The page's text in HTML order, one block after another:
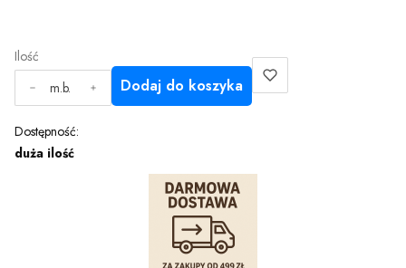
Ilość
m.b.
Dodaj do koszyka
Dostępność:
duża ilość